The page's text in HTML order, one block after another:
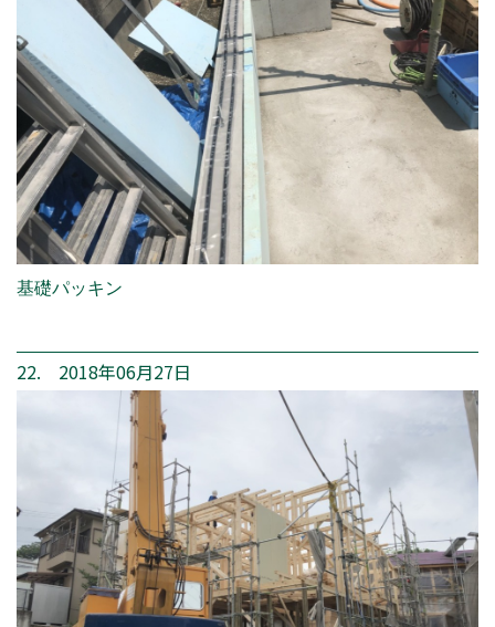
基礎パッキン
22. 2018年06月27日